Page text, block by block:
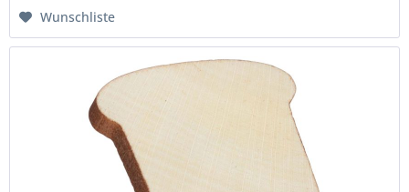
Wunschliste